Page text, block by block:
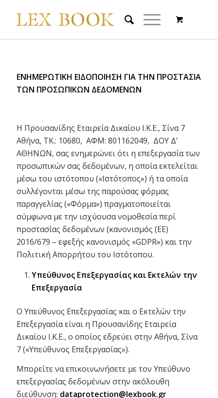
ΕΝΗΜΕΡΩΤΙΚΗ ΕΙΔΟΠΟΙΗΣΗ ΓΙΑ ΤΗΝ ΠΡΟΣΤΑΣΙΑ
ΤΩΝ ΠΡΟΣΩΠΙΚΩΝ ΔΕΔΟΜΕΝΩΝ
Η Προυσανίδης Εταιρεία Δικαίου Ι.Κ.Ε., Σίνα 7
Αθήνα, ΤΚ.: 10680, ΑΦΜ: 801162049, ΔΟΥ Δ’
ΑΘΗΝΩΝ, σας ενημερώνει ότι η επεξεργασία των
προσωπικών σας δεδομένων, η οποία εκτελείται
μέσω του ιστότοπου («Ιστότοπος») ή τα οποία
συλλέγονται μέσω της παρούσας φόρμας
παραγγελίας («Φόρμα») πραγματοποιείται
σύμφωνα με την ισχύουσα νομοθεσία περί
προστασίας δεδομένων (κανονισμός (ΕΕ)
2016/679 – εφεξής κανονισμός «GDPR») και την
Πολιτική Απορρήτου του Ιστότοπου.
Υπεύθυνος Επεξεργασίας και Εκτελών την
Επεξεργασία
Ο Υπεύθυνος Επεξεργασίας και ο Εκτελών την
Επεξεργασία είναι η Προυσανίδης Εταιρεία
Δικαίου Ι.Κ.Ε., ο οποίος εδρεύει στην Αθήνα, Σίνα
7 («Υπεύθυνος Επεξεργασίας»).
Μπορείτε να επικοινωνήσετε με τον Υπεύθυνο
επεξεργασίας δεδομένων στην ακόλουθη
διεύθυνση: dataprotection@lexbook.gr